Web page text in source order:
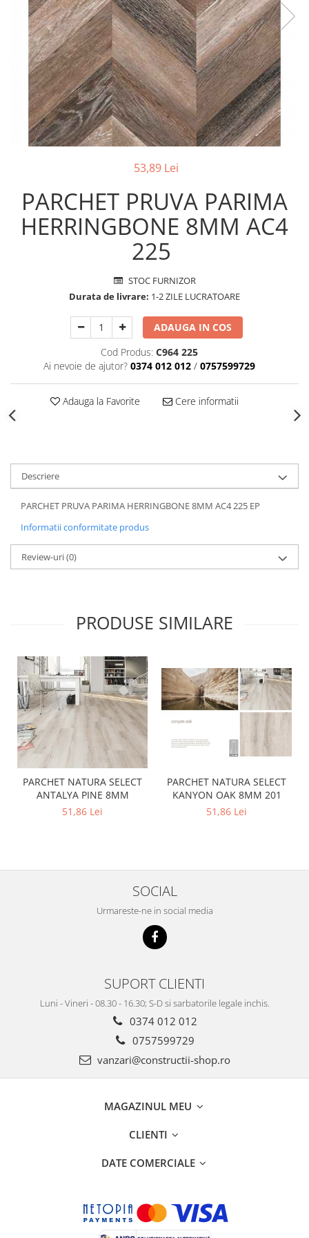
Sigurante Legrand
Sigurante Schneider
Tablouri electrice
Tablouri Gewiss
53,89 Lei
PARCHET PRUVA PARIMA
HERRINGBONE 8MM AC4
225
STOC FURNIZOR
Durata de livrare: 1-2 ZILE LUCRATOARE
ADAUGA IN COS
Cod Produs: C964 225
Ai nevoie de ajutor? 0374 012 012 / 0757599729
Adauga la Favorite Cere informatii
Descriere
PARCHET PRUVA PARIMA HERRINGBONE 8MM AC4 225 EP
Informatii conformitate produs
Review-uri(0)
PRODUSE SIMILARE
PARCHET NATURA SELECT
ANTALYA PINE 8MM
51,86 Lei
PARCHET NATURA SELECT
KANYON OAK 8MM 201
51,86 Lei
SOCIAL
Urmareste-ne in social media
SUPORT CLIENTI
Luni - Vineri - 08.30 - 16.30; S-D si sarbatorile legale inchis.
0374 012 012
0757599729
vanzari@constructii-shop.ro
MAGAZINUL MEU
CLIENTI
DATE COMERCIALE